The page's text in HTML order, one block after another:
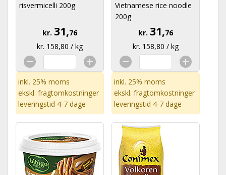
risvermicelli 200g
kr. 31,76
kr. 158,80 / kg
inkl. 25% moms
ekskl. fragtomkostninger
leveringstid 4-7 dage
Vietnamese rice noodle
200g
kr. 31,76
kr. 158,80 / kg
inkl. 25% moms
ekskl. fragtomkostninger
leveringstid 4-7 dage